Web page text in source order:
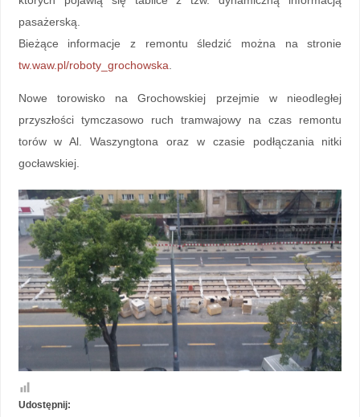
pasażerską.
Bieżące informacje z remontu śledzić można na stronie
tw.waw.pl/roboty_grochowska
Nowe torowisko na Grochowskiej przejmie w nieodległej
przyszłości tymczasowo ruch tramwajowy na czas remontu
torów w Al. Waszyngtona oraz w czasie podłączania nitki
gocławskiej.
Udostępnij: